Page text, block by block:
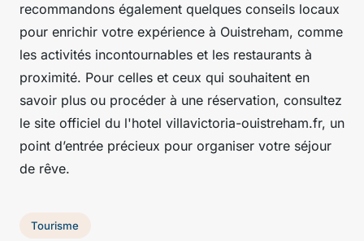
recommandons également quelques conseils locaux
pour enrichir votre expérience à Ouistreham, comme
les activités incontournables et les restaurants à
proximité. Pour celles et ceux qui souhaitent en
savoir plus ou procéder à une réservation, consultez
le site officiel du l'hotel villavictoria-ouistreham.fr, un
point d’entrée précieux pour organiser votre séjour
de rêve.
Tourisme